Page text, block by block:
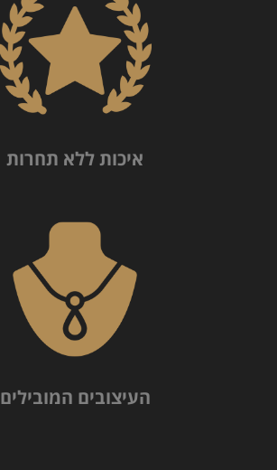
איכות ללא תחרות
העיצובים המובילים